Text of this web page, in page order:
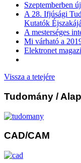
Szeptemberben
A 28. Ifjúsági
Kutatók
A mesterséges
Mi várható a
Elektronet
Vissza a tetejére
Tudomány /
CAD/CAM